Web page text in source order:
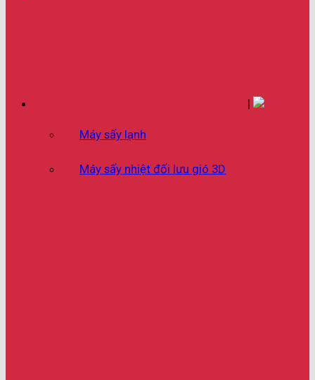
|
Máy sấy lạnh
Máy sấy nhiệt đối lưu gió 3D